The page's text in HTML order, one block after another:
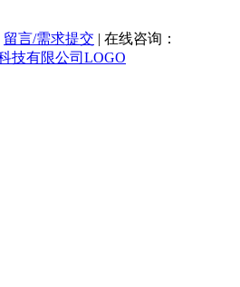
留言/需求提交 | 在线咨询：